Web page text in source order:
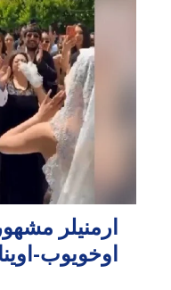
ارمنیلر
اوخویوب-